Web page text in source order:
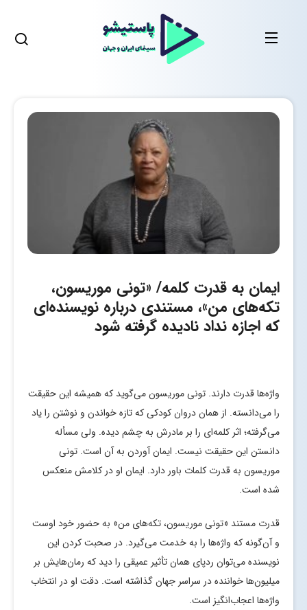
ایمان به قدرت کلمه/ «تونی موریسون،
تکه­‌های من»، مستندی درباره نویسنده‌ای
که اجازه نداد نادیده گرفته شود
واژه­‌ها قدرت دارند. تونی موریسون می­‌گوید که همیشه این حقیقت
را می‌­دانسته. از همان دروان کودکی که تازه خواندن و نوشتن را یاد
می­‌گرفته؛ اثر کلمه‌­ای را بر مادرش به چشم دیده. ولی مسأله
دانستن این حقیقت نیست. ایمان آوردن به آن است. تونی
موریسون به قدرت کلمات باور دارد. ایمان او در کلامش منعکس
شده است.
قدرت مستند «تونی موریسون، تکه­‌های من» به حضور خود اوست
و آن‌گونه که واژه­‌ها را به خدمت می‌­گیرد. در صحبت کردن این
نویسنده می‌­توان ردپای همان تأثیر عمیقی را دید که رمان­‌هایش بر
میلیون­‌ها خواننده در سراسر جهان گذاشته است. دقت او در انتخاب
واژه­‌ها اعجاب‌انگیز است.